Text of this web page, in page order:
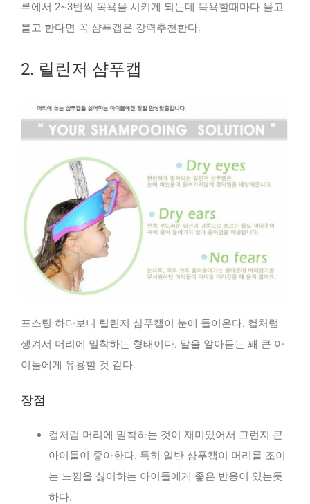
루에서 2~3번씩 목욕을 시키게 되는데 목욕할때마다 울고
불고 한다면 꼭 샴푸캡은 강력추천한다.
2. 릴린저 샴푸캡
포스팅 하다보니 릴린저 샴푸캡이 눈에 들어온다. 컵처럼
생겨서 머리에 밀착하는 형태이다. 말을 알아듣는 꽤 큰 아
이들에게 유용할 것 같다.
장점
컵처럼 머리에 밀착하는 것이 재미있어서 그런지 큰
아이들이 좋아한다. 특히 일반 샴푸캡이 머리를 조이
는 느낌을 싫어하는 아이들에게 좋은 반응이 있는듯
하다.